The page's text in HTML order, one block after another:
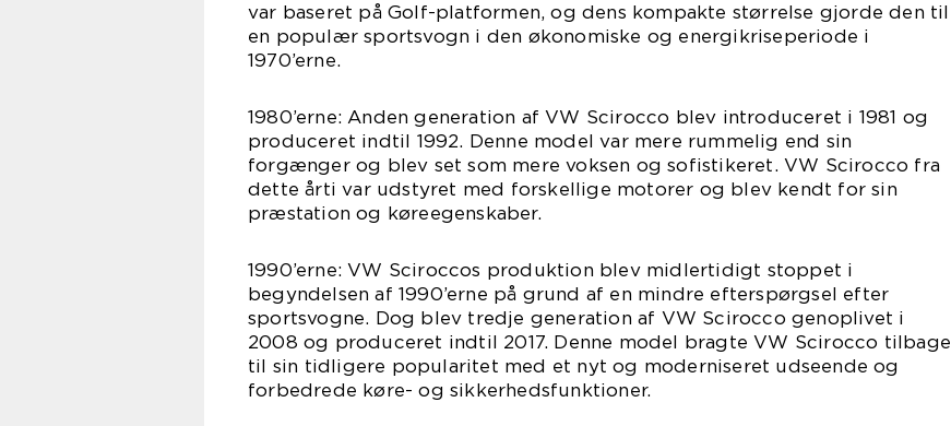
var baseret på Golf-platformen, og dens kompakte størrelse gjorde den til
en populær sportsvogn i den økonomiske og energikriseperiode i
1970’erne.
1980’erne: Anden generation af VW Scirocco blev introduceret i 1981 og
produceret indtil 1992. Denne model var mere rummelig end sin
forgænger og blev set som mere voksen og sofistikeret. VW Scirocco fra
dette årti var udstyret med forskellige motorer og blev kendt for sin
præstation og køreegenskaber.
1990’erne: VW Sciroccos produktion blev midlertidigt stoppet i
begyndelsen af 1990’erne på grund af en mindre efterspørgsel efter
sportsvogne. Dog blev tredje generation af VW Scirocco genoplivet i
2008 og produceret indtil 2017. Denne model bragte VW Scirocco tilbage
til sin tidligere popularitet med et nyt og moderniseret udseende og
forbedrede køre- og sikkerhedsfunktioner.